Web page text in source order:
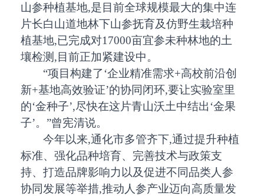
山参种植基地,是目前全球规模最大的集中连
片长白山道地林下山参抚育及仿野生栽培种
植基地,已完成对17000亩宜参未种林地的土
壤检测,目前正加紧建设中。
“项目构建了‘企业精准需求+高校前沿创
新+基地高效验证’的协同闭环,要让实验室里
的‘金种子’,尽快在这片青山沃土中结出‘金果
子’。”曾宪清说。
今年以来,通化市多管齐下,通过提升种植
标准、强化品种培育、完善技术与政策支
持、打造品牌影响力以及促进不同品类人参
协同发展等举措,推动人参产业迈向高质量发